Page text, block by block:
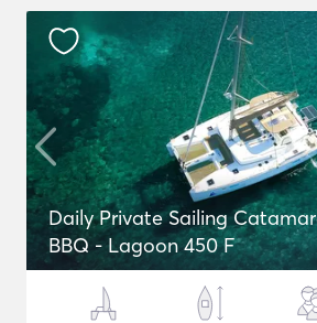
Daily Private Sailing
BBQ - Lagoon 450 F